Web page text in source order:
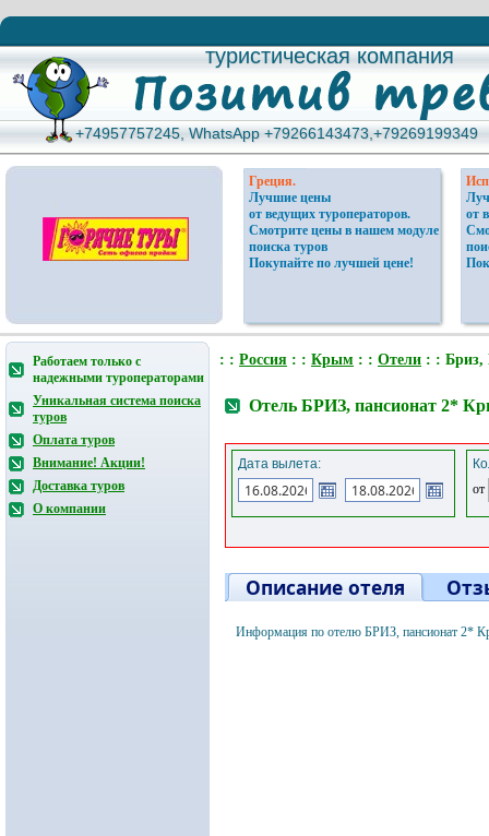
туристическая компания
туристическая компания
+74957757245, WhatsApp +79266143473,+79269199349
+74957757245, WhatsApp +79266143473,+79269199349
Греция.
Лучшие цены
от ведущих туроператоров.
Смотрите цены в нашем модуле
поиска туров
Покупайте по лучшей цене!
от
Работаем только с
надежными туроператорами
Уникальная система поиска
туров
Оплата туров
Внимание! Акции!
Доставка туров
О компании
: : Россия : : Крым : : Отели : : Бриз,
Отель БРИЗ, пансионат 2*
Дата вылета:
от
Описание отеля
Информация по отелю БРИЗ, пансионат 2*